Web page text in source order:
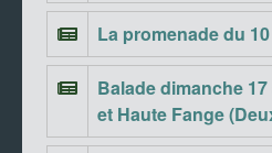
La promenade du
Balade dimanche
et Haute Fange